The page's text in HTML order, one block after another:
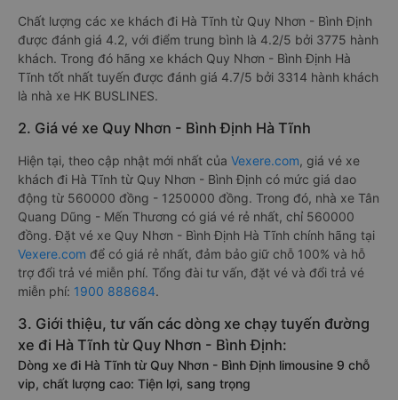
Chất lượng các xe khách đi Hà Tĩnh từ Quy Nhơn - Bình Định
được đánh giá 4.2, với điểm trung bình là 4.2/5 bởi 3775 hành
khách. Trong đó hãng xe khách Quy Nhơn - Bình Định Hà
Tĩnh tốt nhất tuyến được đánh giá 4.7/5 bởi 3314 hành khách
là nhà xe HK BUSLINES.
2. Giá vé xe Quy Nhơn - Bình Định Hà Tĩnh
Hiện tại, theo cập nhật mới nhất của Vexere.com, giá vé xe
khách đi Hà Tĩnh từ Quy Nhơn - Bình Định có mức giá dao
động từ 560000 đồng - 1250000 đồng. Trong đó, nhà xe Tân
Quang Dũng - Mến Thương có giá vé rẻ nhất, chỉ 560000
đồng. Đặt vé xe Quy Nhơn - Bình Định Hà Tĩnh chính hãng tại
Vexere.com để có giá rẻ nhất, đảm bảo giữ chỗ 100% và hỗ
trợ đổi trả vé miễn phí. Tổng đài tư vấn, đặt vé và đổi trả vé
miễn phí: 1900 888684.
3. Giới thiệu, tư vấn các dòng xe chạy tuyến đường
xe đi Hà Tĩnh từ Quy Nhơn - Bình Định:
Dòng xe đi Hà Tĩnh từ Quy Nhơn - Bình Định limousine 9 chỗ
vip, chất lượng cao: Tiện lợi, sang trọng